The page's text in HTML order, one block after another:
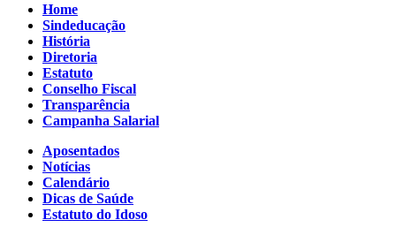
Home
Sindeducação
História
Diretoria
Estatuto
Conselho Fiscal
Transparência
Campanha Salarial
Aposentados
Notícias
Calendário
Dicas de Saúde
Estatuto do Idoso